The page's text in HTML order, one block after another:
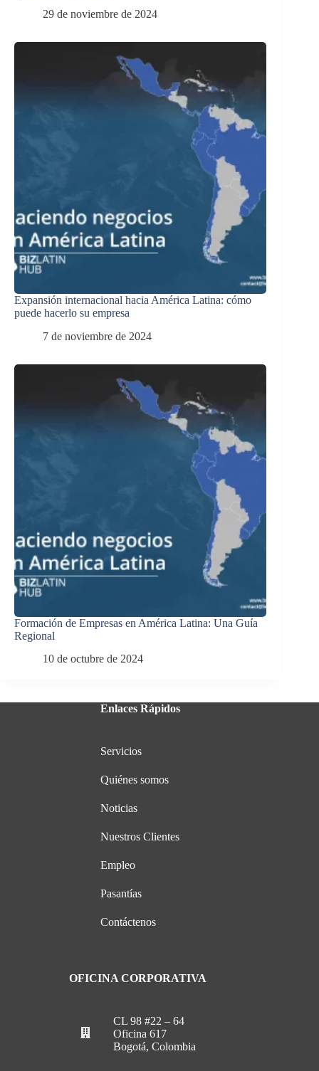
29 de noviembre de 2024
Expansión internacional hacia América Latina: cómo
puede hacerlo su empresa
7 de noviembre de 2024
Formación de Empresas en América Latina: Una Guía
Regional
10 de octubre de 2024
Enlaces Rápidos
Servicios
Quiénes somos
Noticias
Nuestros Clientes
Empleo
Pasantías
Contáctenos
OFICINA CORPORATIVA
CL 98 #22 – 64
Oficina 617
Bogotá, Colombia